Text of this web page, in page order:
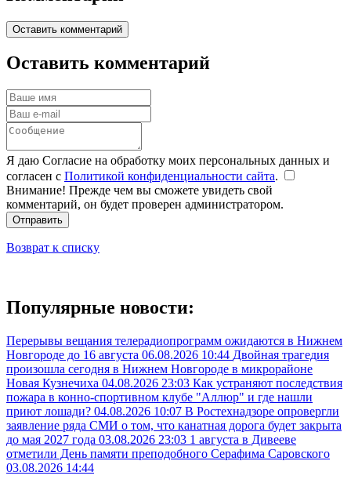
Оставить комментарий
Оставить комментарий
Я даю Согласие на обработку моих персональных данных и
согласен с Политикой конфиденциальности сайта.
Внимание! Прежде чем вы сможете увидеть свой
комментарий, он будет проверен администратором.
Отправить
Возврат к списку
Популярные новости:
Перерывы вещания телерадиопрограмм ожидаются в Нижнем
Новгороде до 16 августа 06.08.2026 10:44 Двойная трагедия
произошла сегодня в Нижнем Новгороде в микрорайоне
Новая Кузнечиха 04.08.2026 23:03 Как устраняют последствия
пожара в конно-спортивном клубе "Аллюр" и где нашли
приют лошади? 04.08.2026 10:07 В Ростехнадзоре опровергли
заявление ряда СМИ о том, что канатная дорога будет закрыта
до мая 2027 года 03.08.2026 23:03 1 августа в Дивееве
отметили День памяти преподобного Серафима Саровского
03.08.2026 14:44